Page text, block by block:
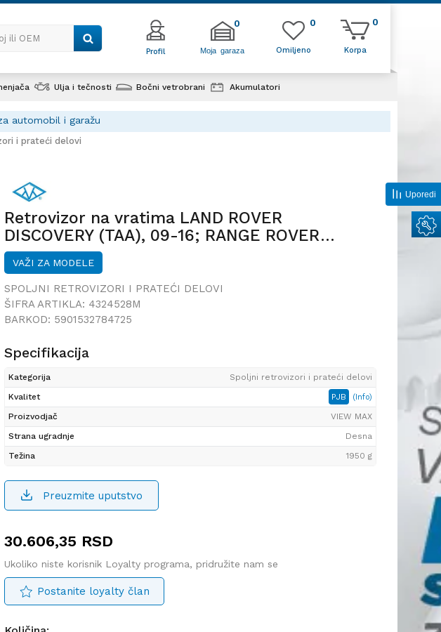
ili OEM
Profil Moja garaza
0
Korpa
0
Omiljeno
0
Ulja i tečnosti Bočni vetrobrani Akumulatori
automobil i garažu
i prateći delovi
Retrovizor na vratima LAND ROVER
DISCOVERY (TAA), 09-16; RANGE ROVER
SPORT, 06-13;
VAŽI ZA MODELE
SPOLJNI RETROVIZORI I PRATEĆI DELOVI
ŠIFRA ARTIKLA: 4324528M
BARKOD: 5901532784725
Specifikacija
Kategorija
Spoljni retrovizori i prateći delovi
Kvalitet
PJB (Info)
Proizvodjač
VIEW MAX
Strana ugradnje
Desna
Težina
1950 g
Preuzmite uputstvo
30.606,35 RSD
Ukoliko niste korisnik Loyalty programa, pridružite nam se
Postanite loyalty član
Uporedi